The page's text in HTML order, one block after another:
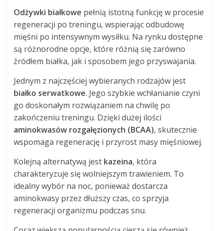
Odżywki białkowe pełnią istotną funkcję w procesie
regeneracji po treningu, wspierając odbudowę
mięśni po intensywnym wysiłku. Na rynku dostępne
są różnorodne opcje, które różnią się zarówno
źródłem białka, jak i sposobem jego przyswajania.
Jednym z najczęściej wybieranych rodzajów jest
białko serwatkowe. Jego szybkie wchłanianie czyni
go doskonałym rozwiązaniem na chwilę po
zakończeniu treningu. Dzięki dużej ilości
aminokwasów rozgałęzionych (BCAA), skutecznie
wspomaga regenerację i przyrost masy mięśniowej.
Kolejną alternatywą jest kazeina, która
charakteryzuje się wolniejszym trawieniem. To
idealny wybór na noc, ponieważ dostarcza
aminokwasy przez dłuższy czas, co sprzyja
regeneracji organizmu podczas snu.